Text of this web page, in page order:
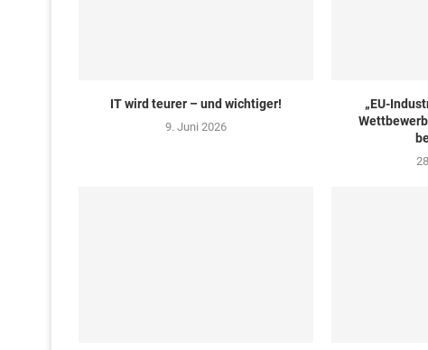
IT wird teurer – und wichtiger!
9. Juni 2026
„EU-